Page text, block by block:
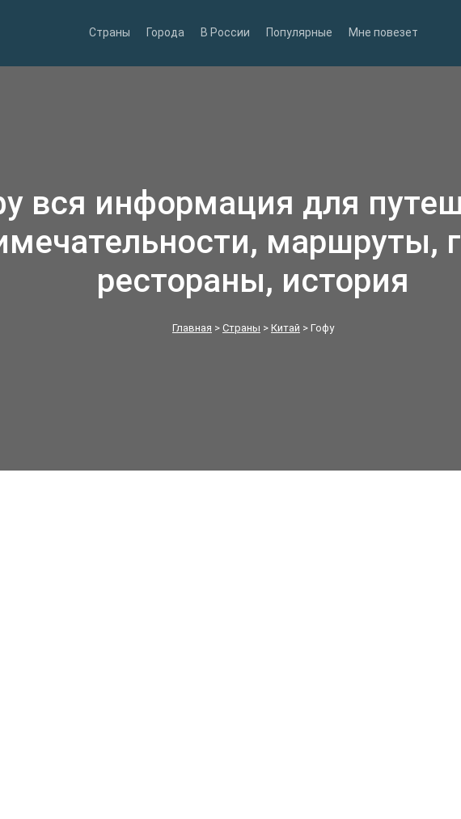
Страны Города В России Популярные Мне повезет
вся информация для
маршруты,
рестораны, история
Главная > Страны > Китай > Гофу